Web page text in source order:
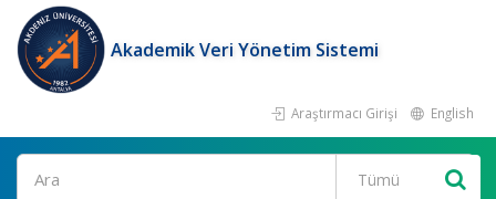
Akademik Veri Yönetim Sistemi
Araştırmacı Girişi English
Ara